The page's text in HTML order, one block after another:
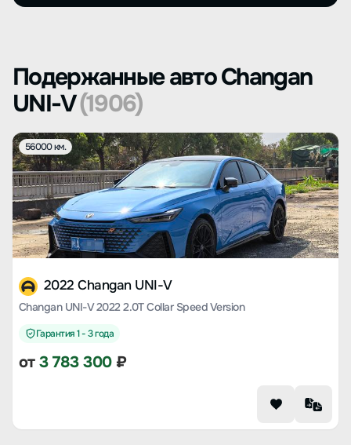
Подержанные авто Changan
UNI-V(1906)
56000 км.
2022 Changan UNI-V
Changan UNI-V 2022 2.0T Collar Speed Version
Гарантия 1 - 3 года
от3 783 300₽